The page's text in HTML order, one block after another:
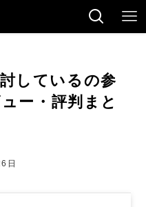
しているの参
ー・評判まと
日